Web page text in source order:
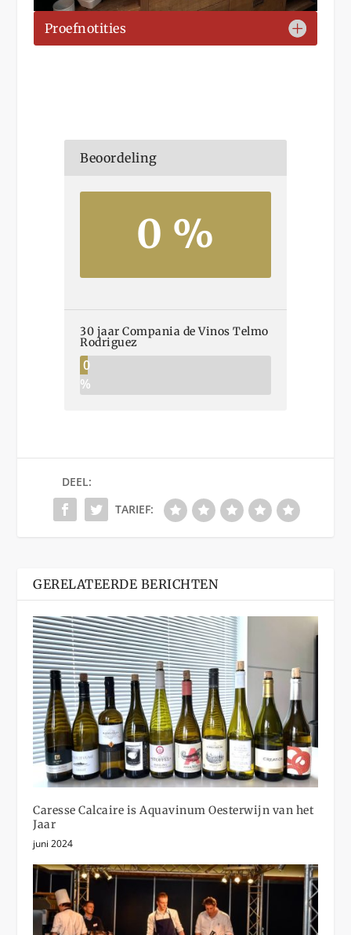
Proefnotities
Beoordeling
0 %
30 jaar Compania de Vinos Telmo
Rodriguez
0
%
DEEL:
TARIEF:
GERELATEERDE BERICHTEN
Caresse Calcaire is Aquavinum Oesterwijn van het
Jaar
juni 2024